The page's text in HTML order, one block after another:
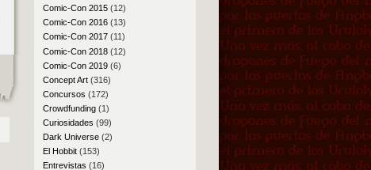
Comic-Con 2015(12)
Comic-Con 2016(13)
Comic-Con 2017(11)
Comic-Con 2018(12)
Comic-Con 2019(6)
Concept Art(316)
Concursos (172)
Crowdfunding(1)
Curiosidades (99)
Dark Universe(2)
El Hobbit(153)
Entrevistas (16)